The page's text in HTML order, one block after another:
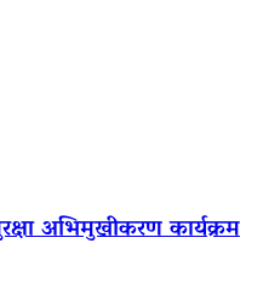
अभिमुखीकरण कार्यक्रम